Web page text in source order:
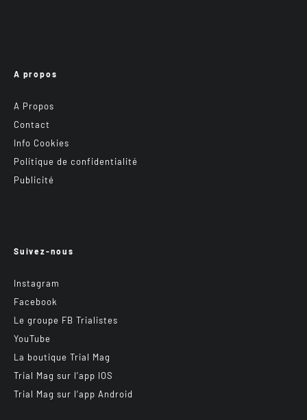
A propos
A Propos
Contact
Info Cookies
Politique de confidentialité
Publicité
Suivez-nous
Instagram
Facebook
Le groupe FB Trialistes
YouTube
La boutique Trial Mag
Trial Mag sur l’app IOS
Trial Mag sur l’app Android